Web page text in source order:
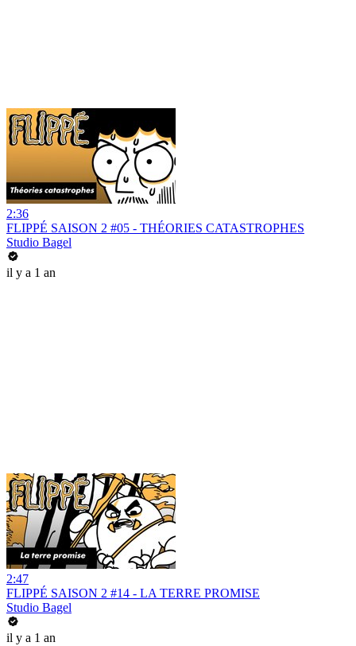
2:36
FLIPPÉ SAISON 2 #05 - THÉORIES CATASTROPHES
Studio Bagel
il y a 1 an
2:47
FLIPPÉ SAISON 2 #14 - LA TERRE PROMISE
Studio Bagel
il y a 1 an